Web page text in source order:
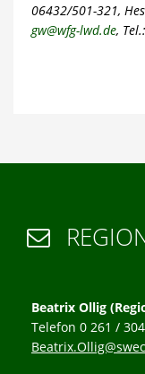
06432/501-321,
gw@wfg-lwd.de,

Beatrix Ollig
Telefon 0 261 /